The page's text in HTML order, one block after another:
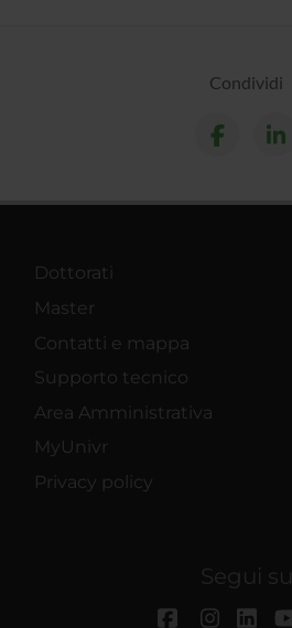
Condividi
Dottorati
Master
Contatti e mappa
Supporto tecnico
Area Amministrativa
MyUnivr
Privacy policy
Segui su